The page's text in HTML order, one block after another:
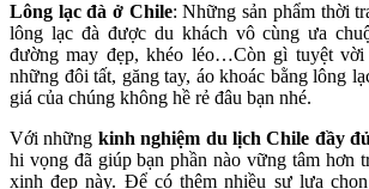
Lông lạc đà ở Chile: Những sản phẩm thời
lông lạc đà được du khách vô cùng ưa
đường may đẹp, khéo léo…Còn gì tuyệt vời
những đôi tất, găng tay, áo khoác bằng lông
giá của chúng không hề rẻ đâu bạn nhé.
Với những kinh nghiệm du lịch Chile đầy
hi vọng đã giúp bạn phần nào vững tâm hơn
xinh đẹp này. Để có thêm nhiều sự lựa